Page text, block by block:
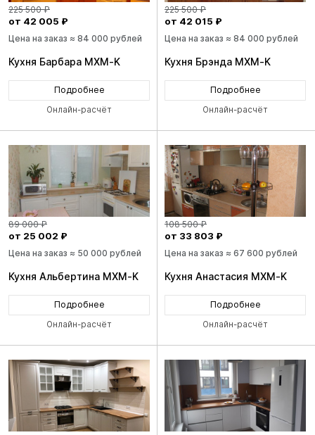
225 500 ₽
от 42 005 ₽
Цена на заказ ≈ 84 000 рублей
Кухня Барбара MXM-K
Подробнее
Онлайн-расчёт
225 500 ₽
от 42 015 ₽
Цена на заказ ≈ 84 000 рублей
Кухня Брэнда MXM-K
Подробнее
Онлайн-расчёт
89 000 ₽
от 25 002 ₽
Цена на заказ ≈ 50 000 рублей
Кухня Альбертина MXM-K
Подробнее
Онлайн-расчёт
108 500 ₽
от 33 803 ₽
Цена на заказ ≈ 67 600 рублей
Кухня Анастасия MXM-K
Подробнее
Онлайн-расчёт